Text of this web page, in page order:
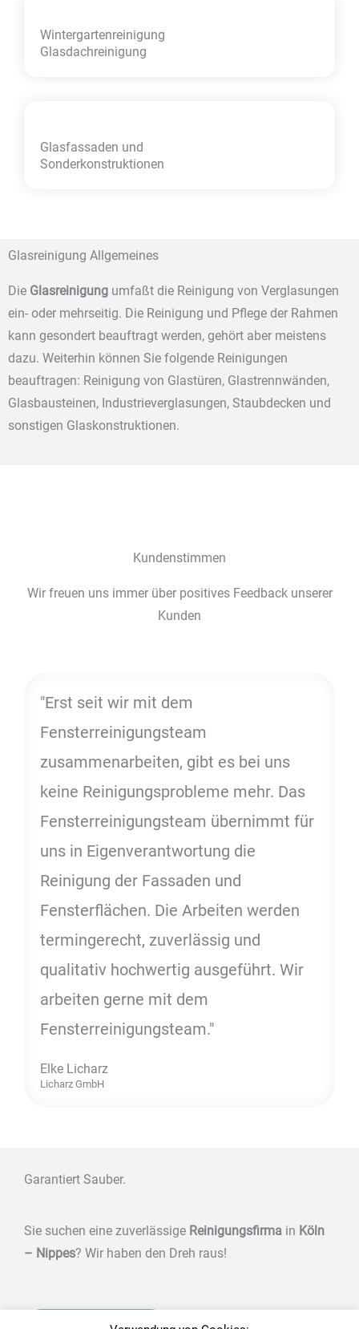
Wintergarten­reinigung
Glasdachreinigung
Glasfassaden und
Sonder­konstruktionen
Glasreinigung Allgemeines
Die Glasreinigung umfaßt die Reinigung von Verglasungen
ein- oder mehrseitig. Die Reinigung und Pflege der Rahmen
kann gesondert beauftragt werden, gehört aber meistens
dazu. Weiterhin können Sie folgende Reinigungen
beauftragen: Reinigung von Glastüren, Glastrennwänden,
Glasbausteinen, Industrieverglasungen, Staubdecken und
sonstigen Glaskonstruktionen.
Kundenstimmen
Wir freuen uns immer über positives Feedback unserer
Kunden
"Erst seit wir mit dem
Fensterreinigungsteam
zusammenarbeiten, gibt es bei uns
keine Reinigungsprobleme mehr. Das
Fensterreinigungsteam übernimmt für
uns in Eigenverantwortung die
Reinigung der Fassaden und
Fensterflächen. Die Arbeiten werden
termingerecht, zuverlässig und
qualitativ hochwertig ausgeführt. Wir
arbeiten gerne mit dem
Fensterreinigungsteam."
Elke Licharz
Licharz GmbH
Garantiert Sauber.
Sie suchen eine zuverlässige Reinigungsfirma in Köln
– Nippes? Wir haben den Dreh raus!
Jetzt anfragen!